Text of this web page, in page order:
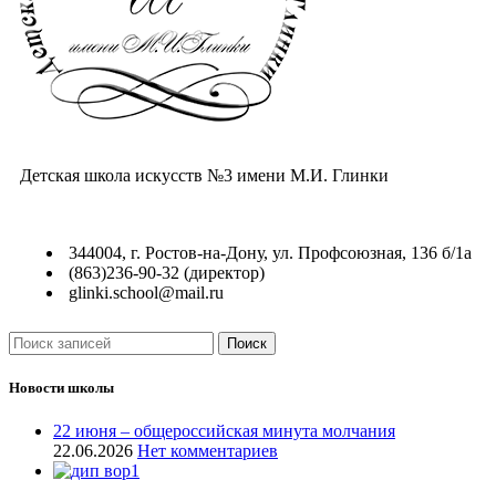
Детская школа искусств №3 имени М.И. Глинки
344004, г. Ростов-на-Дону, ул. Профсоюзная, 136 б/1а
(863)236-90-32 (директор)
glinki.school@mail.ru
Поиск
Новости школы
22 июня – общероссийская минута молчания
22.06.2026 Нет комментариев